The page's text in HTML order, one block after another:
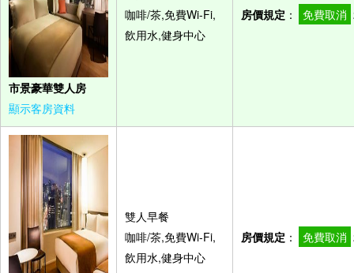
市景豪華雙人房
顯示客房資料
咖啡/茶,免費Wi-Fi,
飲用水,健身中心
房價規定 ： 免費取消
雙人早餐
咖啡/茶,免費Wi-Fi,
飲用水,健身中心
房價規定 ： 免費取消